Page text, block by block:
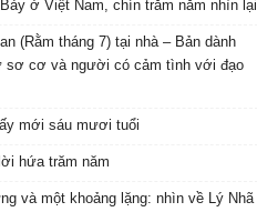
ở Việt Nam, chín trăm năm nhìn lại
(Rằm tháng 7) tại nhà – Bản dành
sơ cơ và người có cảm tình với đạo
mới sáu mươi tuổi
hứa trăm năm
và một khoảng lặng: nhìn về Lý Nhã